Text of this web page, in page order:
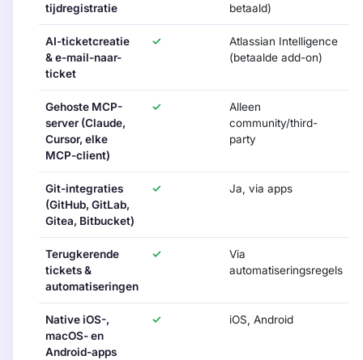
tijdregistratie
betaald)
AI-ticketcreatie
& e-mail-naar-
ticket
✓
Atlassian Intelligence
(betaalde add-on)
Gehoste MCP-
server (Claude,
Cursor, elke
MCP-client)
✓
Alleen
community/third-
party
Git-integraties
(GitHub, GitLab,
Gitea, Bitbucket)
✓ Ja, via apps
Terugkerende
tickets &
automatiseringen
✓
Via
automatiseringsregels
Native iOS-,
macOS- en
Android-apps
✓ iOS, Android